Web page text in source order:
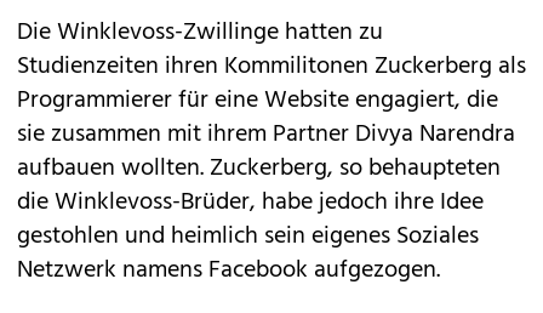
Die Winklevoss-Zwillinge hatten zu
Studienzeiten ihren Kommilitonen Zuckerberg als
Programmierer für eine Website engagiert, die
sie zusammen mit ihrem Partner Divya Narendra
aufbauen wollten. Zuckerberg, so behaupteten
die Winklevoss-Brüder, habe jedoch ihre Idee
gestohlen und heimlich sein eigenes Soziales
Netzwerk namens Facebook aufgezogen.